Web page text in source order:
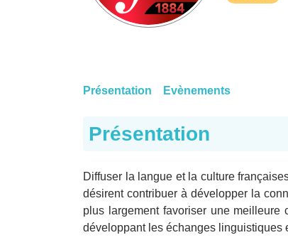
Présentation Evènements
Présentation
Diffuser la langue et la culture
désirent contribuer à développer la
plus largement favoriser une
développant les échanges linguistiques